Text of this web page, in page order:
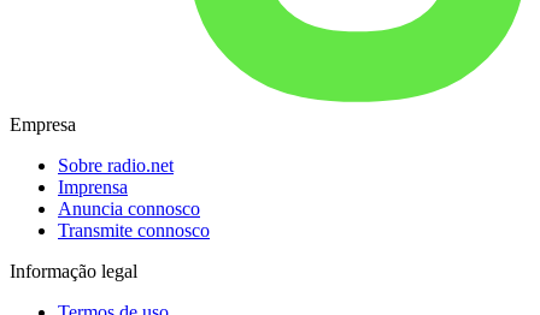
Empresa
Sobre radio.net
Imprensa
Anuncia connosco
Transmite connosco
Informação legal